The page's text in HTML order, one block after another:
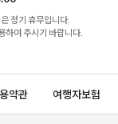
정기 휴무입니다.
하여 주시기 바랍니다.
약관 여행자보험